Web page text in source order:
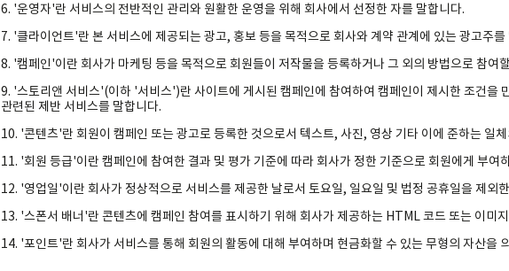
6. '운영자'란 서비스의 전반적인 관리와 원활한 운영을 위해 회사에서 선정한 자를 말합니다.
7. '클라이언트'란 본 서비스에 제공되는 광고, 홍보 등을 목적으로 회사와 계약 관계에 있는 광고주를
8. '캠페인'이란 회사가 마케팅 등을 목적으로 회원들이 저작물을 등록하거나 그 외의 방법으로 참여
9. '스토리앤 서비스'(이하 '서비스')란 사이트에 게시된 캠페인에 참여하여 캠페인이 제시한 조건을
관련된 제반 서비스를 말합니다.
10. '콘텐츠'란 회원이 캠페인 또는 광고로 등록한 것으로서 텍스트, 사진, 영상 기타 이에 준하는 일
11. '회원 등급'이란 캠페인에 참여한 결과 및 평가 기준에 따라 회사가 정한 기준으로 회원에게 부여
12. '영업일'이란 회사가 정상적으로 서비스를 제공한 날로서 토요일, 일요일 및 법정 공휴일을 제외
13. '스폰서 배너'란 콘텐츠에 캠페인 참여를 표시하기 위해 회사가 제공하는 HTML 코드 또는 이미
14. '포인트'란 회사가 서비스를 통해 회원의 활동에 대해 부여하며 현금화할 수 있는 무형의 자산을